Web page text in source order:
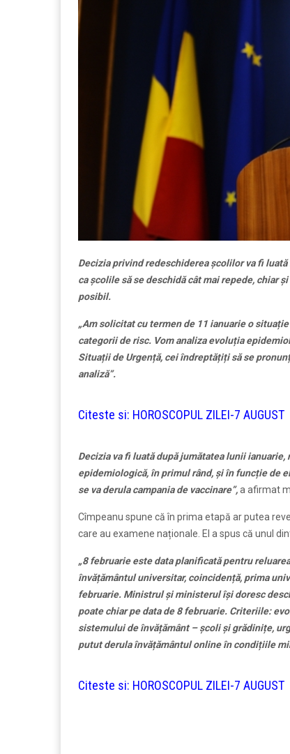
Decizia privind redeschiderea școlilor va fi
ca școlile să se deschidă cât mai repede, chiar
posibil.
„Am solicitat cu termen de 11 ianuarie o
categorii de risc. Vom analiza evoluția
Situații de Urgență, cei îndreptățiți să se
analiză”.
Citeste si: HOROSCOPUL ZILEI-7 AUGUST
Decizia va fi luată după jumătatea lunii
epidemiologică, în primul rând, și în funcție de
se va derula campania de vaccinare”,a afirmat
Cîmpeanu spune că în prima etapă ar putea
care au examene naționale. El a spus că unul
„8 februarie este data planificată pentru
învățământul universitar, coincidență, prima
februarie. Ministrul și ministerul își doresc
poate chiar pe data de 8 februarie. Criteriile:
sistemului de învățământ – școli și grădinițe,
putut derula învățământul online în condițiile
Citeste si: HOROSCOPUL ZILEI-7 AUGUST